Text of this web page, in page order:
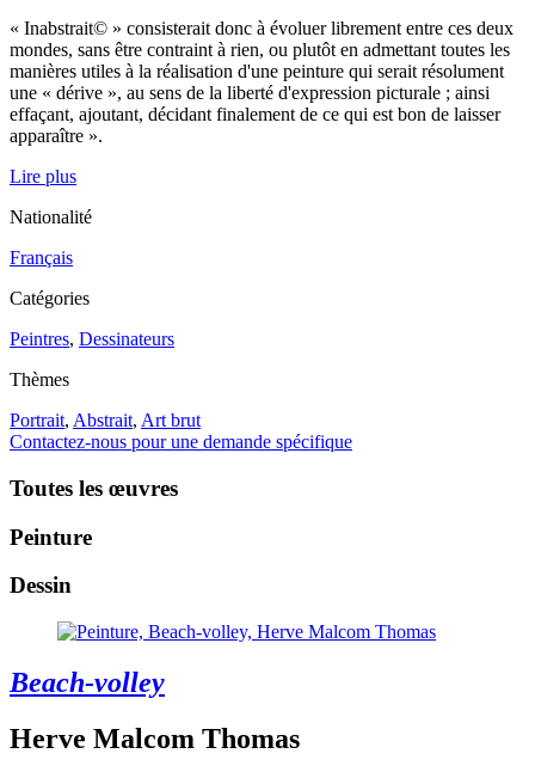
« Inabstrait© » consisterait donc à évoluer librement entre ces deux
mondes, sans être contraint à rien, ou plutôt en admettant toutes les
manières utiles à la réalisation d'une peinture qui serait résolument
une « dérive », au sens de la liberté d'expression picturale ; ainsi
effaçant, ajoutant, décidant finalement de ce qui est bon de laisser
apparaître ».
Lire plus
Nationalité
Français
Catégories
Peintres, Dessinateurs
Thèmes
Portrait, Abstrait, Art brut
Contactez-nous pour une demande spécifique
Toutes les œuvres
Peinture
Dessin
Beach-volley
Herve Malcom Thomas